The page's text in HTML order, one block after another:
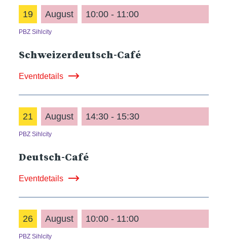
19 August 10:00 - 11:00
PBZ Sihlcity
Schweizerdeutsch-Café
Eventdetails
21 August 14:30 - 15:30
PBZ Sihlcity
Deutsch-Café
Eventdetails
26 August 10:00 - 11:00
PBZ Sihlcity